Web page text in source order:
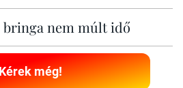
bringa nem múlt idő
Kérek még!